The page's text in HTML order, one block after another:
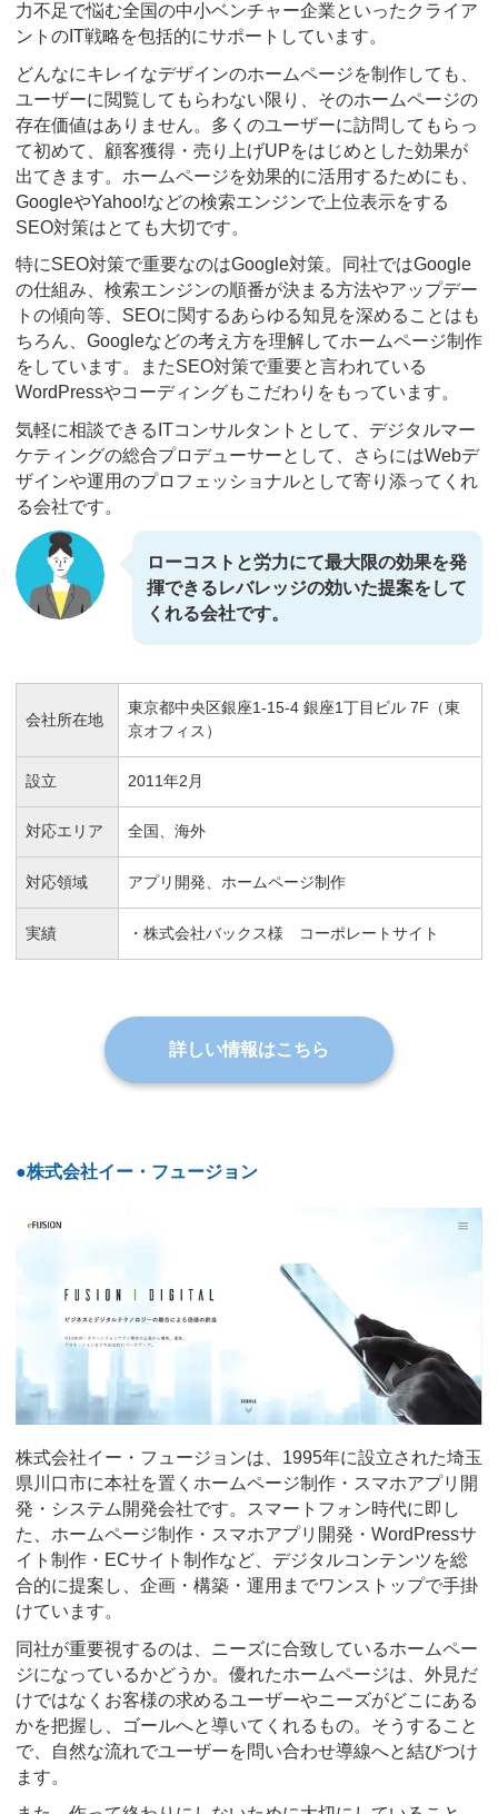
力不足で悩む全国の中小ベンチャー企業といったクライア
ントのIT戦略を包括的にサポートしています。
どんなにキレイなデザインのホームページを制作しても、
ユーザーに閲覧してもらわない限り、そのホームページの
存在価値はありません。多くのユーザーに訪問してもらっ
て初めて、顧客獲得・売り上げUPをはじめとした効果が
出てきます。ホームページを効果的に活用するためにも、
GoogleやYahoo!などの検索エンジンで上位表示をする
SEO対策はとても大切です。
特にSEO対策で重要なのはGoogle対策。同社ではGoogle
の仕組み、検索エンジンの順番が決まる方法やアップデー
トの傾向等、SEOに関するあらゆる知見を深めることはも
ちろん、Googleなどの考え方を理解してホームページ制作
をしています。またSEO対策で重要と言われている
WordPressやコーディングもこだわりをもっています。
気軽に相談できるITコンサルタントとして、デジタルマー
ケティングの総合プロデューサーとして、さらにはWebデ
ザインや運用のプロフェッショナルとして寄り添ってくれ
る会社です。
ローコストと労力にて最大限の効果を発
揮できるレバレッジの効いた提案をして
くれる会社です。
会社所在地
東京都中央区銀座1-15-4 銀座1丁目ビル 7F（東
京オフィス）
設立 2011年2月
対応エリア 全国、海外
対応領域 アプリ開発、ホームページ制作
実績 ・株式会社バックス様 コーポレートサイト
詳しい情報はこちら
●株式会社イー・フュージョン
株式会社イー・フュージョンは、1995年に設立された埼玉
県川口市に本社を置くホームページ制作・スマホアプリ開
発・システム開発会社です。スマートフォン時代に即し
た、ホームページ制作・スマホアプリ開発・WordPressサ
イト制作・ECサイト制作など、デジタルコンテンツを総
合的に提案し、企画・構築・運用までワンストップで手掛
けています。
同社が重要視するのは、ニーズに合致しているホームペー
ジになっているかどうか。優れたホームページは、外見だ
けではなくお客様の求めるユーザーやニーズがどこにある
かを把握し、ゴールへと導いてくれるもの。そうすること
で、自然な流れでユーザーを問い合わせ導線へと結びつけ
ます。